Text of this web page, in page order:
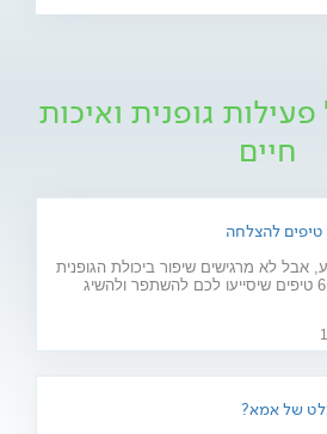
גופנית ואיכות
חיים
אבל לא מרגישים שיפור ביכולת הגופנית
ובמצב הבריאותי? קבלו 6 טיפים שיסייעו לכם להשתפר ולהשיג
של אמא?